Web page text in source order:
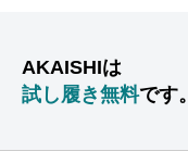
AKAISHIは
試し履き無料です。